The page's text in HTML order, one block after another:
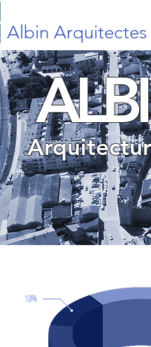
Albin Arquitectes